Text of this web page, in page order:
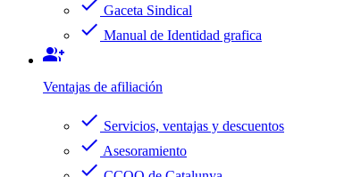
check Gaceta Sindical
check Manual de Identidad grafica
group_add
Ventajas de afiliación
check Servicios, ventajas y descuentos
check Asesoramiento
check